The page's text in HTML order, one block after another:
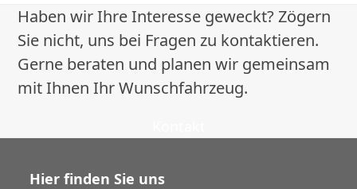
Haben wir Ihre Interesse geweckt? Zögern
Sie nicht, uns bei Fragen zu kontaktieren.
Gerne beraten und planen wir gemeinsam
mit Ihnen Ihr Wunschfahrzeug.
Hier finden Sie uns